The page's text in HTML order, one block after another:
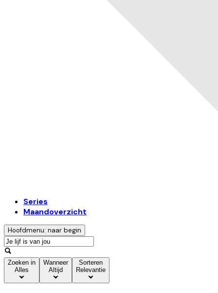
Series
Maandoverzicht
Hoofdmenu: naar begin
Zoeken in
Alles
Wanneer
Altijd
Sorteren
Relevantie